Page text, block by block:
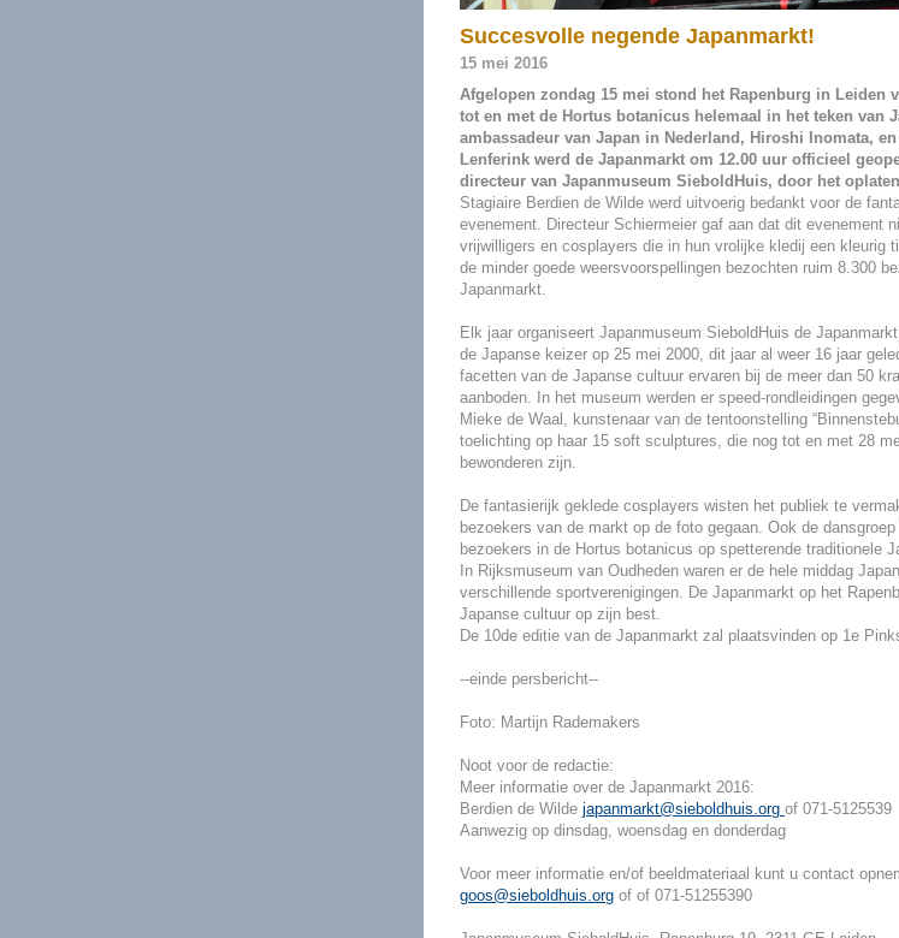
Succesvolle negende Japanmarkt!
15 mei 2016
Afgelopen zondag 15 mei stond het Rapenburg in Leiden
tot en met de Hortus botanicus helemaal in het teken van
ambassadeur van Japan in Nederland, Hiroshi Inomata,
Lenferink werd de Japanmarkt om 12.00 uur officieel
directeur van Japanmuseum SieboldHuis, door het
Stagiaire Berdien de Wilde werd uitvoerig bedankt voor de
evenement. Directeur Schiermeier gaf aan dat dit evenement
vrijwilligers en cosplayers die in hun vrolijke kledij een kleurig
de minder goede weersvoorspellingen bezochten ruim 8.300
Japanmarkt.
Elk jaar organiseert Japanmuseum SieboldHuis de
de Japanse keizer op 25 mei 2000, dit jaar al weer 16 jaar
facetten van de Japanse cultuur ervaren bij de meer dan 50
aanboden.
In het museum werden er speed-rondleidingen
Mieke de Waal, kunstenaar van de tentoonstelling
toelichting op haar 15 soft sculptures, die nog tot en met 28
bewonderen zijn.
De fantasierijk geklede cosplayers wisten het publiek te
bezoekers van de markt op de foto gegaan. Ook de dansgroep
bezoekers in de Hortus botanicus op spetterende traditionele
In Rijksmuseum van Oudheden waren er de hele middag
verschillende sportverenigingen. De Japanmarkt op het
Japanse cultuur op zijn best.
De 10de editie van de Japanmarkt zal plaatsvinden op 1e
--einde persbericht--
Foto: Martijn Rademakers
Noot voor de redactie:
Meer informatie over de Japanmarkt 2016:
Berdien de Wilde japanmarkt@sieboldhuis.org of 071-5125539
Aanwezig op dinsdag, woensdag en donderdag
Voor meer informatie en/of beeldmateriaal kunt u contact
goos@sieboldhuis.org of of 071-51255390